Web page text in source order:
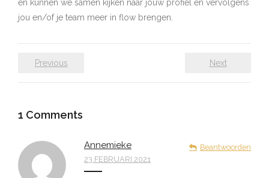
en kunnen we samen kijken naar jouw profiel en vervolgens
jou en/of je team meer in flow brengen.
Previous Next
1 Comments
Annemieke
23 FEBRUARI 2021
Beantwoorden